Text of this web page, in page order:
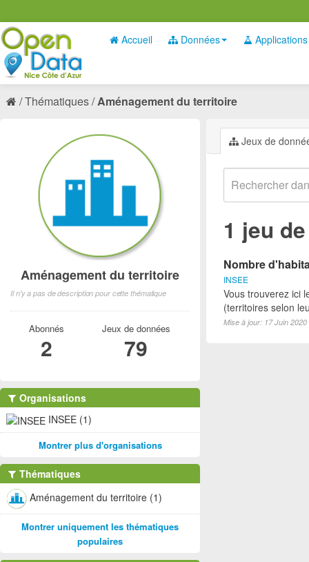
Accueil Données Applications
Thématiques Aménagement du territoire
Jeux de
1 jeu
Nombre
INSEE
Vous trouverez ici
(territoires selon
Mise à jour: 17 Juin 2020
Aménagement du territoire
Il n'y a pas de description pour cette thématique
Abonnés
2
Jeux de données
79
Organisations
INSEE (1)
Montrer plus d'organisations
Thématiques
Aménagement du territoire (1)
Montrer uniquement les thématiques
populaires